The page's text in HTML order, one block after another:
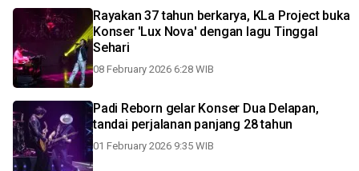
Rayakan 37 tahun berkarya, KLa Project buka
Konser 'Lux Nova' dengan lagu Tinggal
Sehari
08 February 2026 6:28 WIB
Padi Reborn gelar Konser Dua Delapan,
tandai perjalanan panjang 28 tahun
01 February 2026 9:35 WIB